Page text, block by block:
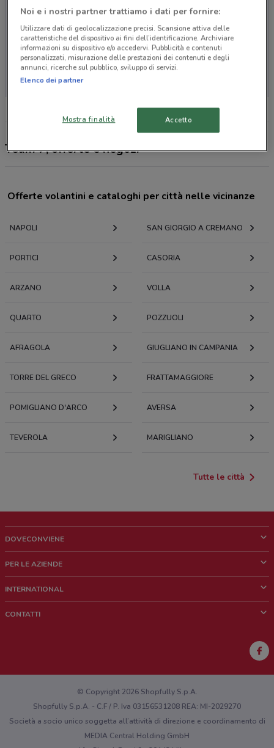
Non ci sono negozi nelle vicinanze
Team 7, offerte e negozi
Offerte volantini e cataloghi per città nelle vicinanze
NAPOLI SAN GIORGIO A CREMANO
PORTICI CASORIA
ARZANO VOLLA
QUARTO POZZUOLI
AFRAGOLA GIUGLIANO IN CAMPANIA
TORRE DEL GRECO FRATTAMAGGIORE
POMIGLIANO D'ARCO AVERSA
TEVEROLA MARIGLIANO
Tutte le città
DOVECONVIENE
Chi siamo
Lavora con noi
PER LE AZIENDE
Richieste commerciali e marketing
INTERNATIONAL
CONTATTI
Hai un malfunzionamento sul web o sull'app?
© Copyright 2026 Shopfully S.p.A.
Shopfully S.p.A. - C.F / P. Iva 03156531208 REA: MI-2029270
Società a socio unico soggetta all’attività di direzione e coordinamento di
MEDIA Central Holding GmbH
Noi e i nostri partner trattiamo i dati per fornire:
Utilizzare dati di geolocalizzazione precisi. Scansione attiva delle
caratteristiche del dispositivo ai fini dell’identificazione. Archiviare
informazioni su dispositivo e/o accedervi. Pubblicità e contenuti
personalizzati, misurazione delle prestazioni dei contenuti e degli
annunci, ricerche sul pubblico, sviluppo di servizi.
Elenco dei partner
Mostra finalità Accetto